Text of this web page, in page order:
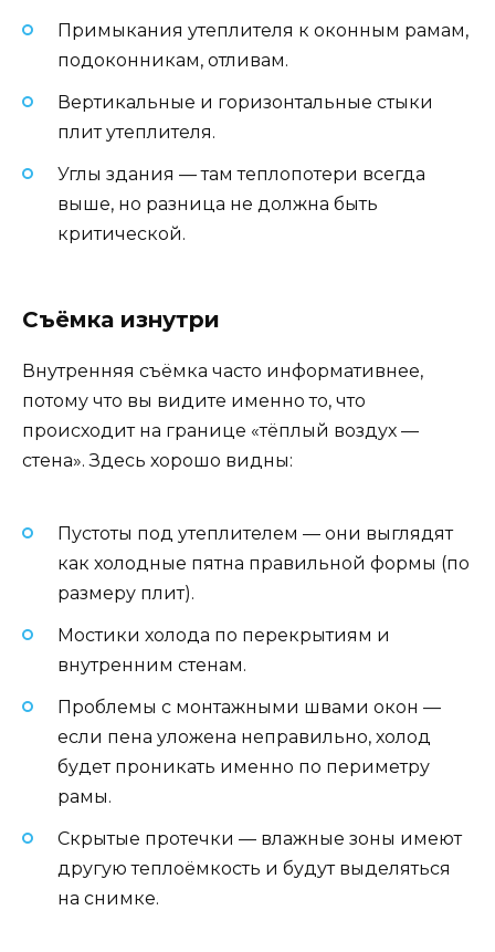
Примыкания утеплителя к оконным рамам,
подоконникам, отливам.
Вертикальные и горизонтальные стыки
плит утеплителя.
Углы здания — там теплопотери всегда
выше, но разница не должна быть
критической.
Съёмка изнутри
Внутренняя съёмка часто информативнее,
потому что вы видите именно то, что
происходит на границе «тёплый воздух —
стена». Здесь хорошо видны:
Пустоты под утеплителем — они выглядят
как холодные пятна правильной формы (по
размеру плит).
Мостики холода по перекрытиям и
внутренним стенам.
Проблемы с монтажными швами окон —
если пена уложена неправильно, холод
будет проникать именно по периметру
рамы.
Скрытые протечки — влажные зоны имеют
другую теплоёмкость и будут выделяться
на снимке.